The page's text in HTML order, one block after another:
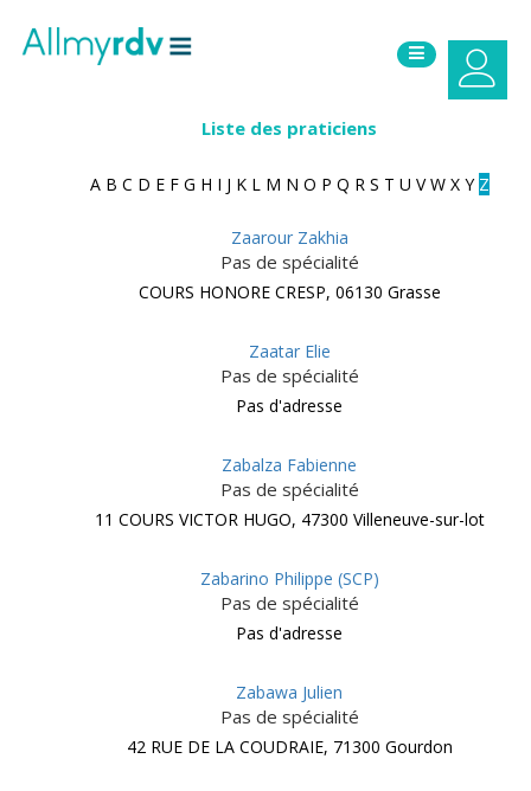
Liste des praticiens
A B C D E F G H I J K L M N O P Q R S T U V W X Y Z
Zaarour Zakhia
Pas de spécialité
COURS HONORE CRESP, 06130 Grasse
Zaatar Elie
Pas de spécialité
Pas d'adresse
Zabalza Fabienne
Pas de spécialité
11 COURS VICTOR HUGO, 47300 Villeneuve-sur-lot
Zabarino Philippe (SCP)
Pas de spécialité
Pas d'adresse
Zabawa Julien
Pas de spécialité
42 RUE DE LA COUDRAIE, 71300 Gourdon